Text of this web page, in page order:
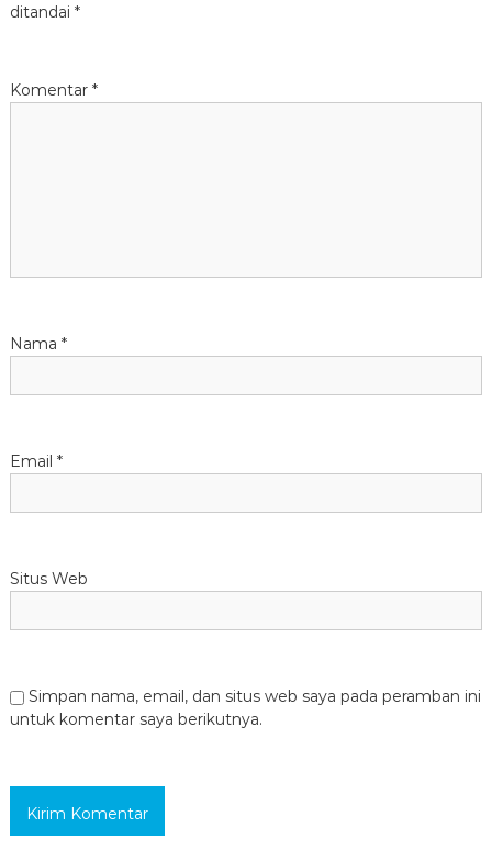
ditandai *
Komentar *
Nama *
Email *
Situs Web
Simpan nama, email, dan situs web saya pada peramban ini
untuk komentar saya berikutnya.